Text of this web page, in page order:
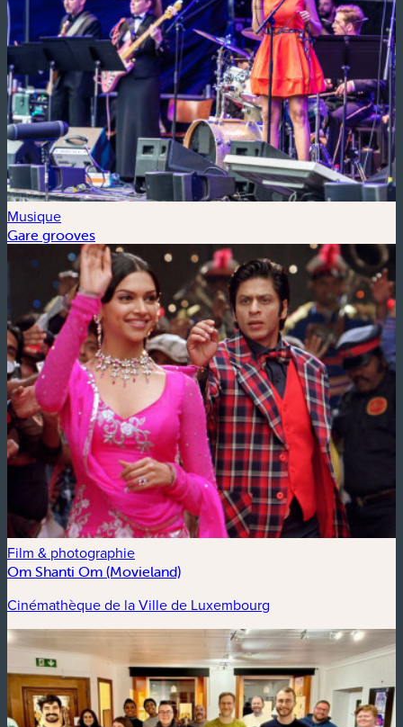
Musique
Gare grooves
Film & photographie
Om Shanti Om (Movieland)
Cinémathèque de la Ville de Luxembourg